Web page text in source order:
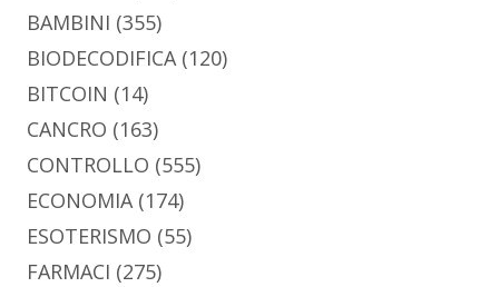
BAMBINI (355)
BIODECODIFICA(120)
BITCOIN (14)
CANCRO (163)
CONTROLLO (555)
ECONOMIA(174)
ESOTERISMO (55)
FARMACI (275)